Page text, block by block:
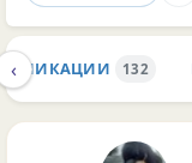
132
‹